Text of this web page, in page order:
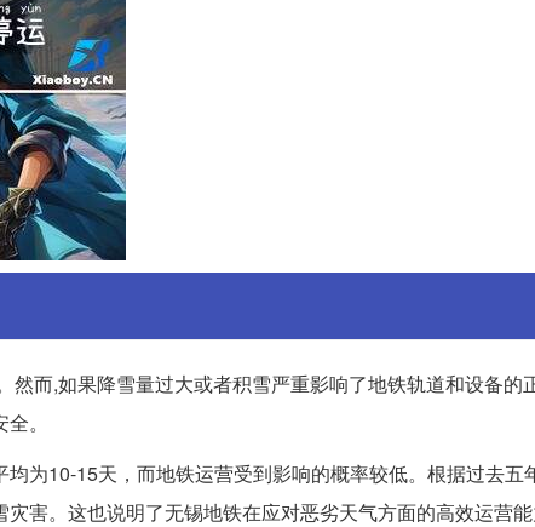
然而,如果降雪量过大或者积雪严重影响了地铁轨道和设备的
。
为10-15天，而地铁运营受到影响的概率较低。根据过去五
害。这也说明了无锡地铁在应对恶劣天气方面的高效运营能